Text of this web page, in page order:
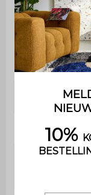
Aantal deuren
Maximaal
ondersteund
gewicht
Bevat hout
Garantie